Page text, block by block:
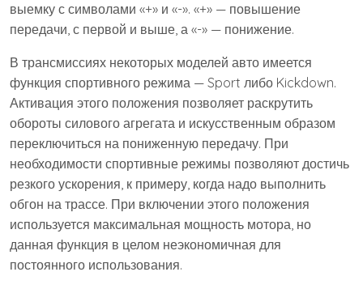
выемку с символами «+» и «-». «+» — повышение
передачи, с первой и выше, а «-» — понижение.
В трансмиссиях некоторых моделей авто имеется
функция спортивного режима — Sport либо Kickdown.
Активация этого положения позволяет раскрутить
обороты силового агрегата и искусственным образом
переключиться на пониженную передачу. При
необходимости спортивные режимы позволяют достичь
резкого ускорения, к примеру, когда надо выполнить
обгон на трассе. При включении этого положения
используется максимальная мощность мотора, но
данная функция в целом неэкономичная для
постоянного использования.